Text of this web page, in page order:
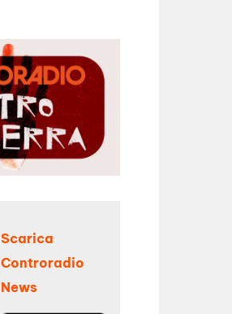
Scarica
Controradio
News